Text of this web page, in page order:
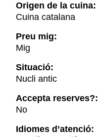
Origen de la cuina:
Cuina catalana
Preu mig:
Mig
Situació:
Nucli antic
Accepta reserves?:
No
Idiomes d’atenció: